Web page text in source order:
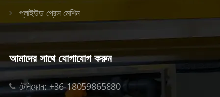
প্লাইউড প্রেস মেশিন
আমাদের সাথে যোগাযোগ করুন
টেলিফোন: +86-18059865880